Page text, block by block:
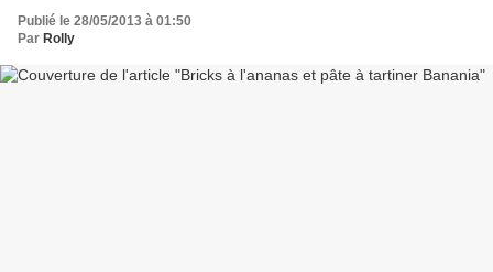
Publié le 28/05/2013 à 01:50
Par Rolly